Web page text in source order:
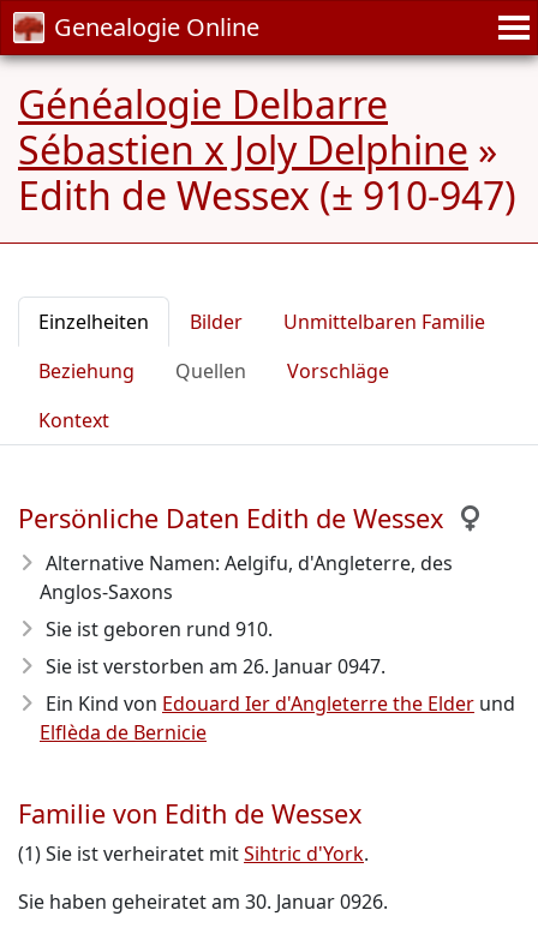
Genealogie Online
Généalogie Delbarre
Sébastien x Joly Delphine »
Edith de Wessex (± 910-947)
Einzelheiten Bilder
Unmittelbaren Familie
Beziehung
Quellen
Vorschläge
Kontext
Persönliche Daten Edith de Wessex
Alternative Namen: Aelgifu, d'Angleterre, des
Anglos-Saxons
Sie ist geboren rund 910.
Sie ist verstorben am 26. Januar 0947.
Ein Kind von Edouard Ier d'Angleterre the Elder und
Elflèda de Bernicie
Familie von Edith de Wessex
(1) Sie ist verheiratet mitSihtric d'York.
Sie haben geheiratet am 30. Januar 0926.